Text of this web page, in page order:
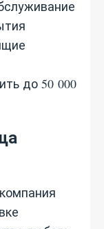
до 50 000